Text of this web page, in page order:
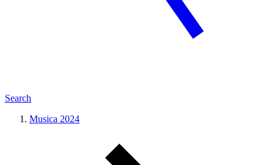
Search
Musica 2024